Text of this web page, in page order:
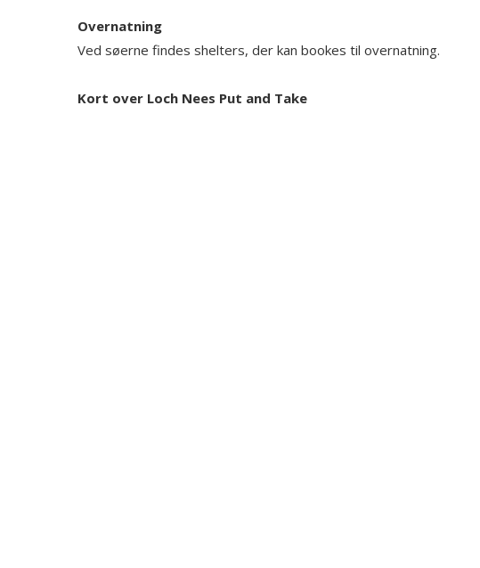
Overnatning
Ved søerne findes shelters, der kan bookes til overnatning.
Kort over Loch Nees Put and Take